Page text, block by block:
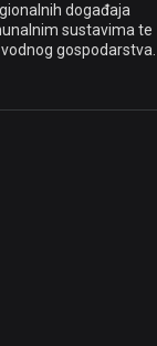
događaja
sustavima te
gospodarstva.